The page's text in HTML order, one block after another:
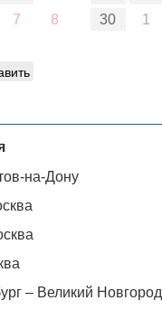
7
8
30
1
на-Дону
– Великий Новгород